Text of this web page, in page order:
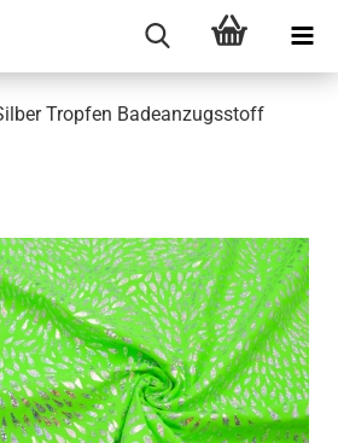
Trop­fen Ba­de­an­zugs­stoff